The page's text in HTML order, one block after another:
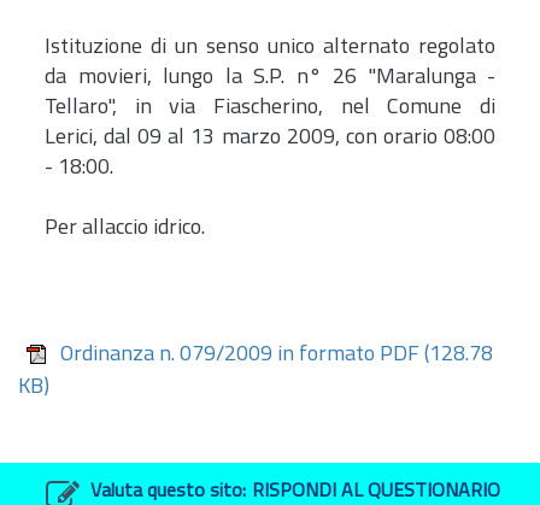
Istituzione di un senso unico alternato regolato
da movieri, lungo la S.P. n° 26 "Maralunga -
Tellaro", in via Fiascherino, nel Comune di
Lerici, dal 09 al 13 marzo 2009, con orario 08:00
- 18:00.
Per allaccio idrico.
Ordinanza n. 079/2009 in formato PDF (128.78
KB)
Valuta questo sito: RISPONDI AL QUESTIONARIO